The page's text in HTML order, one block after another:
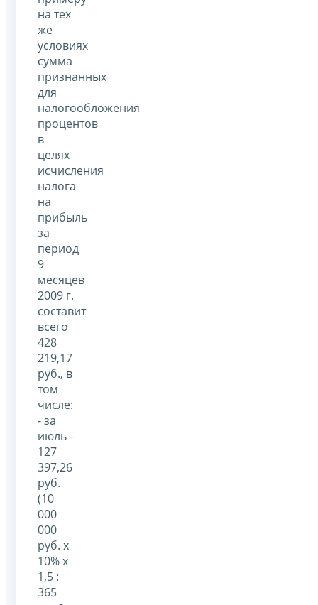
на тех
же
условиях
сумма
признанных
для
налогообложения
процентов
в
целях
исчисления
налога
на
прибыль
за
период
9
месяцев
2009 г.
составит
всего
428
219,17
руб., в
том
числе:
- за
июль -
127
397,26
руб.
(10
000
000
руб. x
10% x
1,5 :
365